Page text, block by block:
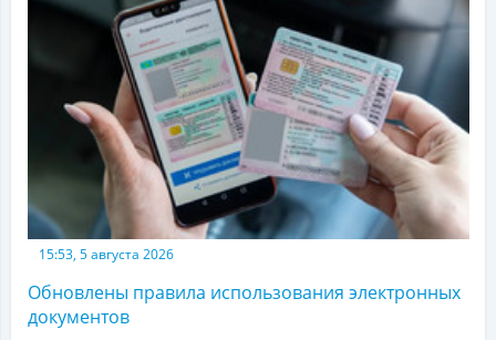
15:53, 5 августа 2026
Обновлены правила использования электронных
документов